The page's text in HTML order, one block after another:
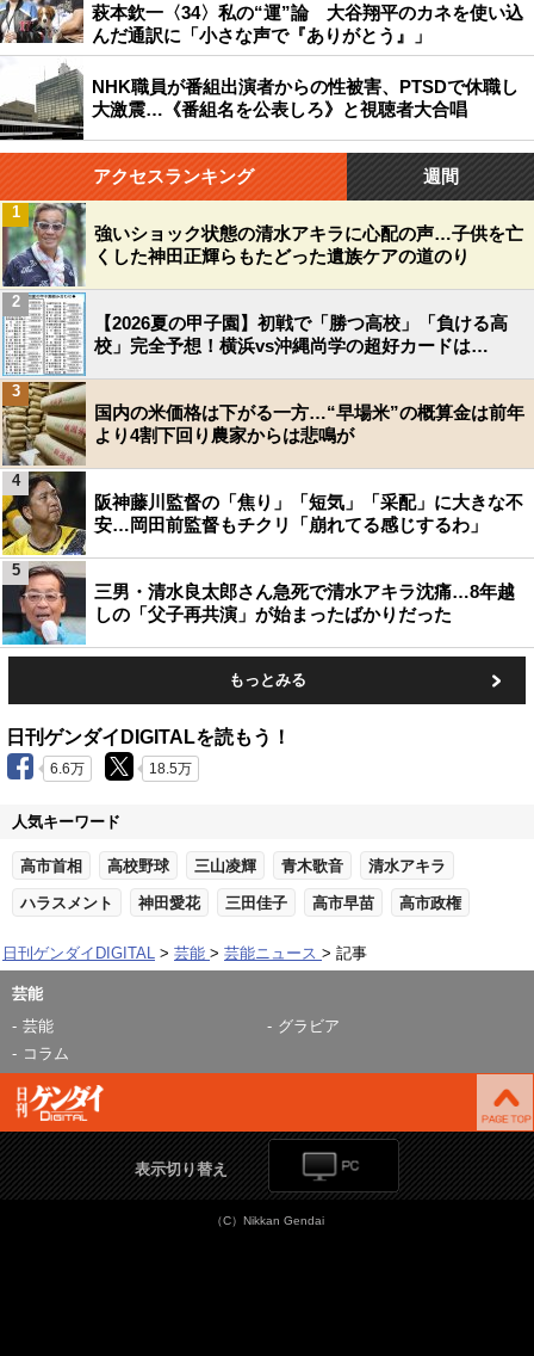
萩本欽一〈34〉私の“運”論 大谷翔平のカネを使い込
んだ通訳に「小さな声で『ありがとう』」
NHK職員が番組出演者からの性被害、PTSDで休職し
大激震…《番組名を公表しろ》と視聴者大合唱
アクセスランキング 週間
強いショック状態の清水アキラに心配の声…子供を亡
くした神田正輝らもたどった遺族ケアの道のり
1
【2026夏の甲子園】初戦で「勝つ高校」「負ける高
校」完全予想！横浜vs沖縄尚学の超好カードは…
2
国内の米価格は下がる一方…“早場米”の概算金は前年
より4割下回り農家からは悲鳴が
3
阪神藤川監督の「焦り」「短気」「采配」に大きな不
安…岡田前監督もチクリ「崩れてる感じするわ」
4
三男・清水良太郎さん急死で清水アキラ沈痛…8年越
しの「父子再共演」が始まったばかりだった
5
もっとみる
日刊ゲンダイDIGITALを読もう！
6.6万 18.5万
人気キーワード
高市首相 高校野球 三山凌輝 青木歌音 清水アキラ
ハラスメント 神田愛花 三田佳子 高市早苗 高市政権
日刊ゲンダイDIGITAL 芸能 芸能ニュース 記事
芸能
芸能
グラビア
コラム
表示切り替え
（C）Nikkan Gendai